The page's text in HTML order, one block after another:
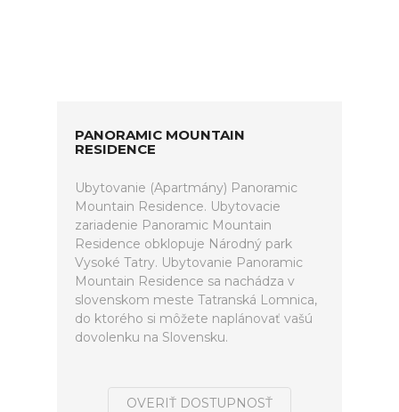
PANORAMIC MOUNTAIN
RESIDENCE
Ubytovanie (Apartmány) Panoramic
Mountain Residence. Ubytovacie
zariadenie Panoramic Mountain
Residence obklopuje Národný park
Vysoké Tatry. Ubytovanie Panoramic
Mountain Residence sa nachádza v
slovenskom meste Tatranská Lomnica,
do ktorého si môžete naplánovať vašú
dovolenku na Slovensku.
OVERIŤ DOSTUPNOSŤ